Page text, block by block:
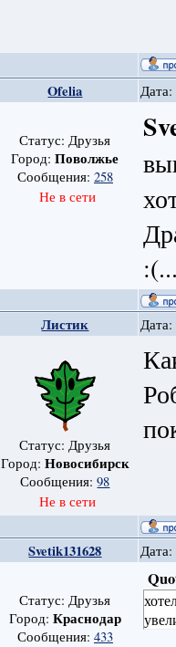
Ofelia
Статус: Друзья
Город:Поволжье
Сообщения: 258
Не в сети
Листик
Статус: Друзья
Город: Новосибирск
Сообщения:98
Не в сети
Svetik131628
Статус: Друзья
Город: Краснодар
Сообщения: 433